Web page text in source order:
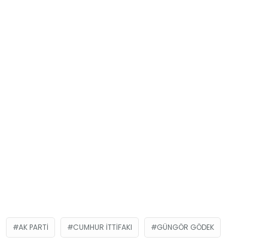
AK PARTİ CUMHUR İTTIFAKI GÜNGÖR GÖDEK